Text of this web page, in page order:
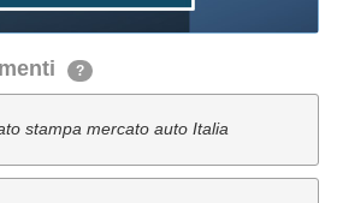
?
stampa mercato auto Italia